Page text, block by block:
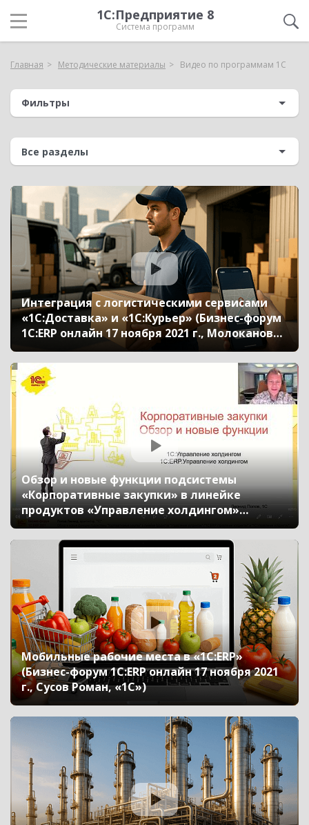
1С:Предприятие 8
Система программ
Главная Методические материалы Видео по программам 1С
Фильтры
Интеграция с логистическими сервисами
«1С:Доставка» и «1С:Курьер» (Бизнес-форум
1С:ERP онлайн 17 ноября 2021 г., Молоканова
Валерия, «1С»)
Обзор и новые функции подсистемы
«Корпоративные закупки» в линейке
продуктов «Управление холдингом»
(«1С:ERP. Управление холдингом» и
«1С:Управление холдингом») (Бизнес-форум
1С:ERP онлайн 17 ноября 2021 г., Попов
Мобильные рабочие места в «1С:ERP»
(Бизнес-форум 1С:ERP онлайн 17 ноября 2021
г., Сусов Роман, «1С»)